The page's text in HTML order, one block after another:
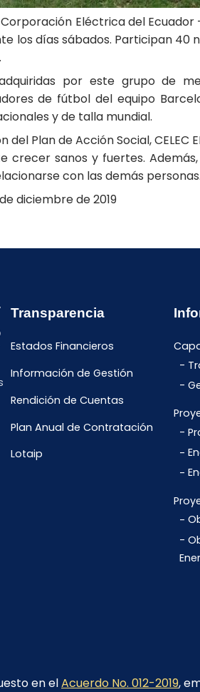
Eléctrica del Ecuador
los días sábados. Participan
por este grupo de
de fútbol del equipo
y de talla mundial.
Plan de Acción Social,
crecer sanos y fuertes.
con las demás personas.
diciembre de 2019
Transparencia
Estados Financieros
Información de Gestión
Rendición de Cuentas
Plan Anual de Contratación
Lotaip
en elAcuerdo No. 012-2019,